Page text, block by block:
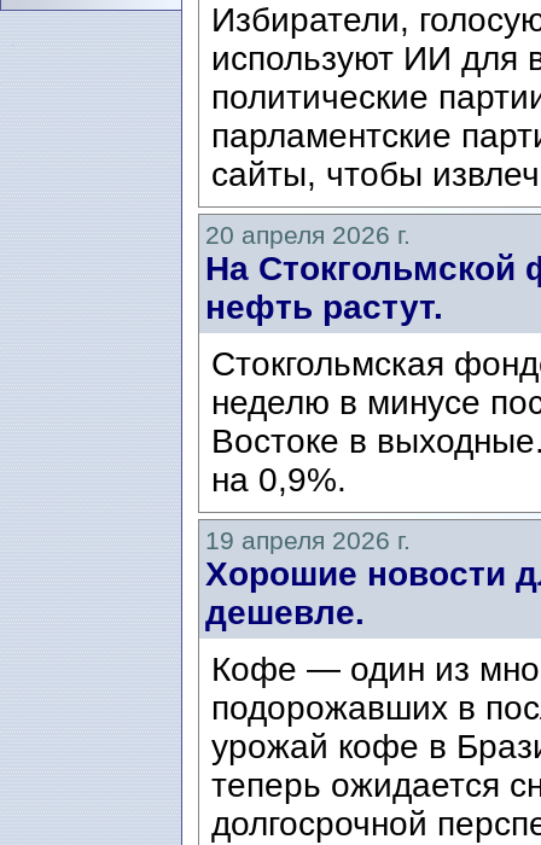
Избиратели,
используют ИИ для
политические
парламентские
сайты, чтобы
20 апреля 2026 г.
На
нефть растут.
Стокгольмская
неделю в минусе
Востоке в
на 0,9%.
19 апреля 2026 г.
Хорошие новости
дешевле.
Кофе — один из
подорожавших в
урожай кофе в
теперь ожидается
долгосрочной